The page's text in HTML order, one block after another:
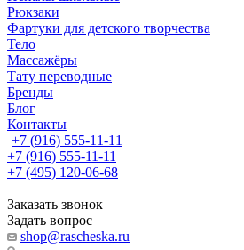
Рюкзаки
Фартуки для детского творчества
Тело
Массажёры
Тату переводные
Бренды
Блог
Контакты
+7 (916) 555-11-11
+7 (916) 555-11-11
+7 (495) 120-06-68
Заказать звонок
Задать вопрос
shop@rascheska.ru